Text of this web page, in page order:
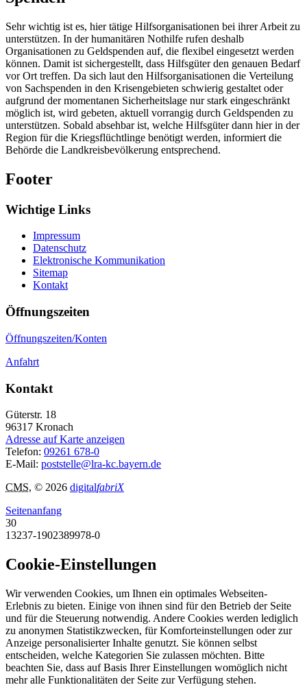
Sehr wichtig ist es, hier tätige Hilfsorganisationen bei ihrer Arbeit zu
unterstützen. In der humanitären Nothilfe rufen deshalb
Organisationen zu Geldspenden auf, die flexibel eingesetzt werden
können. Damit ist sichergestellt, dass Hilfsgüter den genauen Bedarf
vor Ort treffen. Da sich laut den Hilfsorganisationen die Verteilung
von Sachspenden in den Krisengebieten schwierig gestaltet oder
aufgrund der momentanen Sicherheitslage nur stark eingeschränkt
möglich ist, wird gebeten, aktuell vorrangig durch Geldspenden zu
unterstützen. Sobald absehbar ist, welche Hilfsgüter dann hier in der
Region für die Kriegsflüchtlinge benötigt werden, informiert die
Behörde die Landkreisbevölkerung entsprechend.
Footer
Wichtige Links
Impressum
Datenschutz
Elektronische Kommunikation
Sitemap
Kontakt
Öffnungszeiten
Öffnungszeiten/Konten
Anfahrt
Kontakt
Güterstr. 18
96317 Kronach
Adresse auf Karte anzeigen
Telefon: 09261 678-0
E-Mail: poststelle@lra-kc.bayern.de
CMS, © 2026 digitalfabriX
Seitenanfang
30
13237-1902389978-0
Cookie-Einstellungen
Wir verwenden Cookies, um Ihnen ein optimales Webseiten-
Erlebnis zu bieten. Einige von ihnen sind für den Betrieb der Seite
und für die Steuerung notwendig. Andere Cookies werden lediglich
zu anonymen Statistikzwecken, für Komforteinstellungen oder zur
Anzeige personalisierter Inhalte genutzt. Sie können selbst
entscheiden, welche Kategorien Sie zulassen möchten. Bitte
beachten Sie, dass auf Basis Ihrer Einstellungen womöglich nicht
mehr alle Funktionalitäten der Seite zur Verfügung stehen.